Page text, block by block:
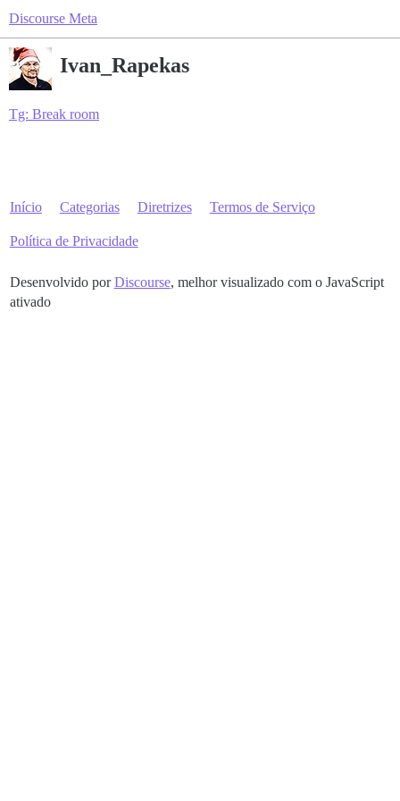
Discourse Meta
Ivan_Rapekas
Tg: Break room
Início Categorias Diretrizes Termos de Serviço
Política de Privacidade
Desenvolvido porDiscourse, melhor visualizado com o JavaScript
ativado